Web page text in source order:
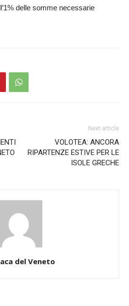
delle somme necessarie
Next article
VOLOTEA: ANCORA
RIPARTENZE ESTIVE PER LE
ISOLE GRECHE
del Veneto